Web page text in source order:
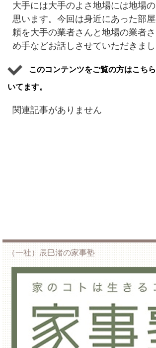
大手には大手のよさ地場には地場
思います。今回は身近にあった部
頼を大手の業者さんと地場の業者
め手などお話しさせていただきまし
このコンテンツをご覧の方はこち
いてます。
関連記事がありません
（一社）辰巳渚の家事塾